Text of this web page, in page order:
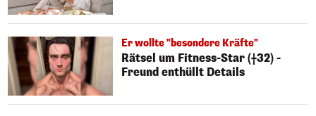
Er wollte "besondere Kräfte"
Rätsel um Fitness-Star (†32) -
Freund enthüllt Details